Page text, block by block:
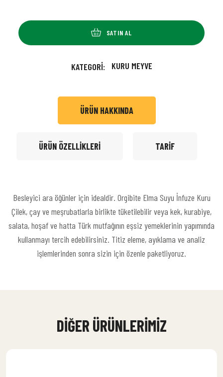
SATIN AL
KATEGORI: KURU MEYVE
ÜRÜN HAKKINDA
ÜRÜN ÖZELLIKLERI TARIF
Besleyici ara öğünler için idealdir. Orgibite Elma Suyu İnfuze Kuru
Çilek, çay ve meşrubatlarla birlikte tüketilebilir veya kek, kurabiye,
salata, hoşaf ve hatta Türk mutfağının eşsiz yemeklerinin yapımında
kullanmayı tercih edebilirsiniz. Titiz eleme, ayıklama ve analiz
işlemlerinden sonra sizin için özenle paketliyoruz.
DIĞER ÜRÜNLERIMIZ